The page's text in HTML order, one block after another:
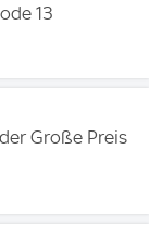
13
Große Preis